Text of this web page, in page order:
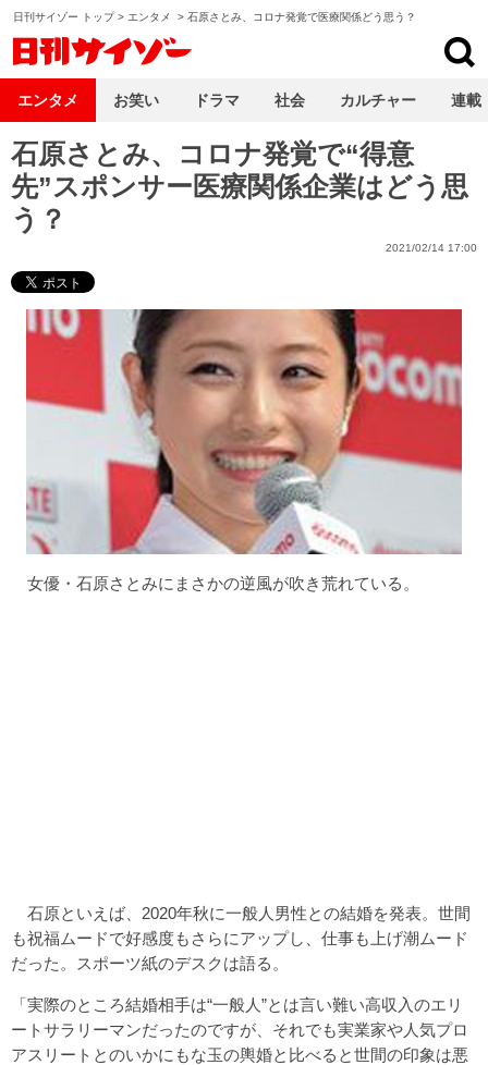
日刊サイゾー トップ> エンタメ > 石原さとみ、コロナ発覚で医療関係どう思う？
石原さとみ、コロナ発覚で“得意
先”スポンサー医療関係企業はどう思
う？
2021/02/14 17:00
女優・石原さとみにまさかの逆風が吹き荒れている。
石原といえば、2020年秋に一般人男性との結婚を発表。世間
も祝福ムードで好感度もさらにアップし、仕事も上げ潮ムード
だった。スポーツ紙のデスクは語る。
「実際のところ結婚相手は“一般人”とは言い難い高収入のエリ
ートサラリーマンだったのですが、それでも実業家や人気プロ
アスリートとのいかにもな玉の輿婚と比べると世間の印象は悪
エンタメ お笑い ドラマ 社会 カルチャー 連載